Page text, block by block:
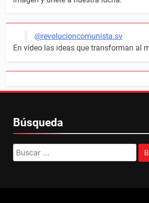
@revolucioncomunista.sv
En video las ideas que transforman al
Búsqueda
Buscar: